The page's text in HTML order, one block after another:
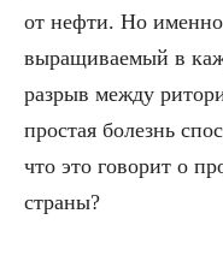
от нефти. Но
выращиваемый в
разрыв между
простая болезнь
что это говорит о
страны?